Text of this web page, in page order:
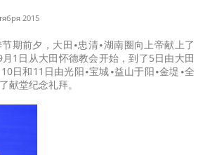
2015
期前夕，大田∙忠清∙湖南圈向上帝献上了
1日从大田怀德教会开始，到了5日由大田
日和11日由光阳∙宝城∙益山于阳∙金堤∙全
献堂纪念礼拜。